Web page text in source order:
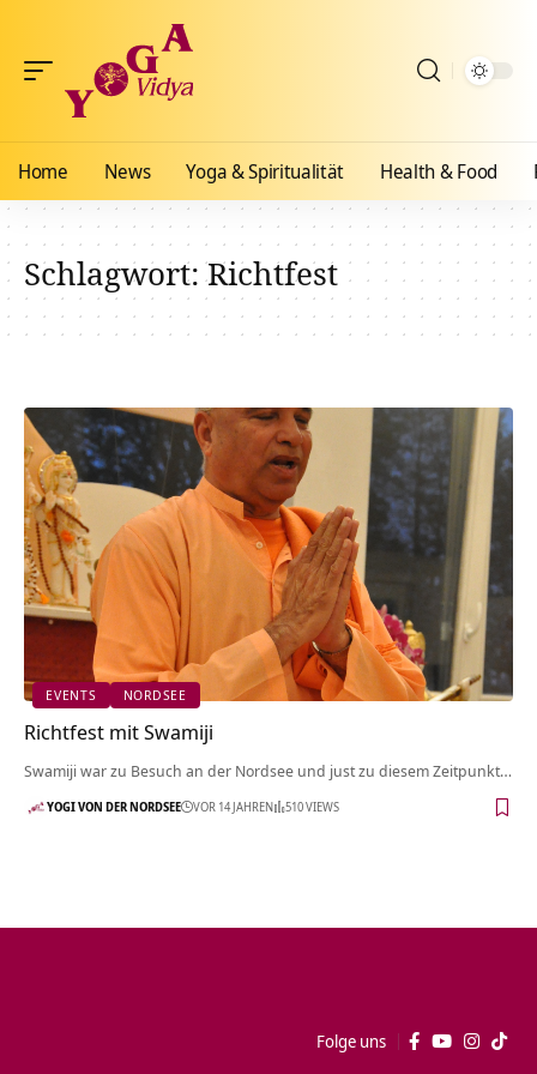
Home News Yoga & Spiritualität Health & Food
Schlagwort:Richtfest
EVENTS NORDSEE
Richtfest mit Swamiji
Swamiji war zu Besuch an der Nordsee und just zu diesem Zeitpunkt…
YOGI VON DER NORDSEE VOR 14 JAHREN 510 VIEWS
Folge uns